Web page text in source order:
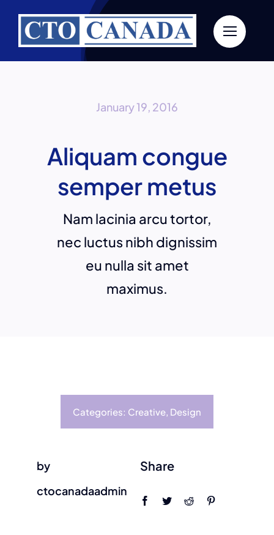
content
January 19, 2016
Aliquam congue
semper metus
Nam lacinia arcu tortor,
nec luctus nibh dignissim
eu nulla sit amet
maximus.
Categories: Creative, Design
by
ctocanadaadmin
Share